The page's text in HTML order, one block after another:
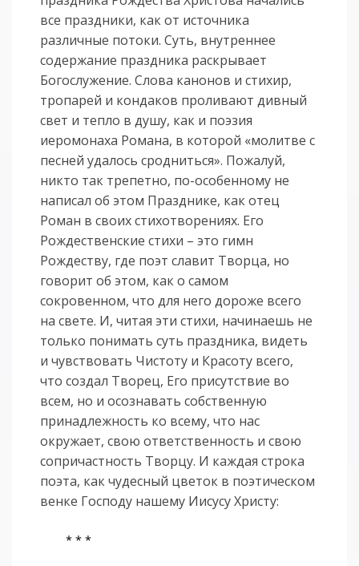
все праздники, как от источника
различные потоки. Суть, внутреннее
содержание праздника раскрывает
Богослужение. Слова канонов и стихир,
тропарей и кондаков проливают дивный
свет и тепло в душу, как и поэзия
иеромонаха Романа, в которой «молитве с
песней удалось сродниться». Пожалуй,
никто так трепетно, по-особенному не
написал об этом Празднике, как отец
Роман в своих стихотворениях. Его
Рождественские стихи – это гимн
Рождеству, где поэт славит Творца, но
говорит об этом, как о самом
сокровенном, что для него дороже всего
на свете. И, читая эти стихи, начинаешь не
только понимать суть праздника, видеть
и чувствовать Чистоту и Красоту всего,
что создал Творец, Его присутствие во
всем, но и осознавать собственную
принадлежность ко всему, что нас
окружает, свою ответственность и свою
сопричастность Творцу. И каждая строка
поэта, как чудесный цветок в поэтическом
венке Господу нашему Иисусу Христу:
* * *